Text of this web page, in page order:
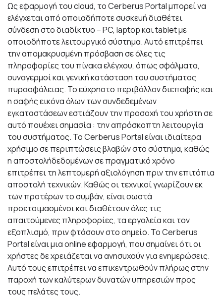
Ως εφαρμογή του cloud, το Cerberus Portal μπορεί να
ελέγχεται από οποιαδήποτε συσκευή διαθέτει
σύνδεση στο διαδίκτυο – PC, laptop και tablet με
οποιοδήποτε λειτουργικό σύστημα. Αυτό επιτρέπει
την απομακρυσμένη πρόσβαση σε όλες τις
πληροφορίες του πίνακα ελέγχου, όπως σφάλματα,
συναγερμοί και γενική κατάσταση του συστήματος
πυρασφάλειας. Το εύχρηστο περιβάλλον διεπαφής και
η σαφής εικόνα όλων των συνδεδεμένων
εγκαταστάσεων εστιάζουν την προσοχή του χρήστη σε
αυτό πουέχει σημασία : την απρόσκοπτη λειτουργία
του συστήματος. Το Cerberus Portal είναι ιδιαίτερα
χρήσιμο σε περιπτώσεις βλαβών στο σύστημα, καθώς
η αποστολήδεδομένων σε πραγματικό χρόνο
επιτρέπει τη λεπτομερή αξιολόγηση πριν την επιτόπια
αποστολή τεχνικών. Καθώς οι τεχνικοί γνωρίζουν εκ
των προτέρων το συμβάν, είναι σωστά
προετοιμασμένοι και διαθέτουν όλες τις
απαιτούμενες πληροφορίες, τα εργαλεία και τον
εξοπλισμό, πριν φτάσουν στο σημείο. Το Cerberus
Portal είναι μια online εφαρμογή, που σημαίνει ότι οι
χρήστες δε χρειάζεται να ανησυχούν για ενημερώσεις.
Αυτό τους επιτρέπει να επικεντρωθούν πλήρως στην
παροχή των καλύτερων δυνατών υπηρεσιών προς
τους πελάτες τους.